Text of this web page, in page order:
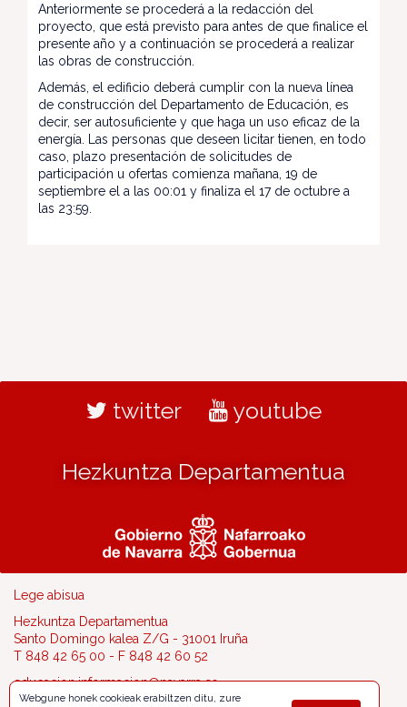
Anteriormente se procederá a la redacción del
proyecto, que está previsto para antes de que finalice el
presente año y a continuación se procederá a realizar
las obras de construcción.
Además, el edificio deberá cumplir con la nueva línea
de construcción del Departamento de Educación, es
decir, ser autosuficiente y que haga un uso eficaz de la
energía. Las personas que deseen licitar tienen, en todo
caso, plazo presentación de solicitudes de
participación u ofertas comienza mañana, 19 de
septiembre el a las 00:01 y finaliza el 17 de octubre a
las 23:59.
twitter youtube
Hezkuntza Departamentua
Lege abisua
Hezkuntza Departamentua
Santo Domingo kalea Z/G - 31001 Iruña
T 848 42 65 00 - F 848 42 60 52
educacion.informacion@navarra.es
Webgune honek cookieak erabiltzen ditu, zure